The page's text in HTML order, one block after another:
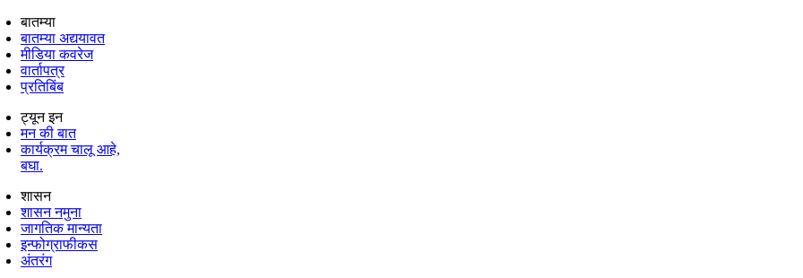
बातम्या
बातम्या अद्ययावत
मीडिया कवरेज
वार्तापत्र
प्रतिबिंब
ट्यून इन
मन की बात
कार्यक्रम चालू आहे,
बघा.
शासन
शासन नमुना
जागतिक मान्यता
इन्फोग्राफीकस
अंतरंग